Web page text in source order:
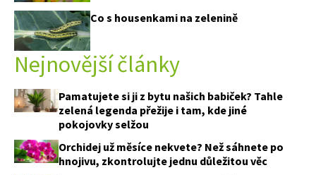
Co s housenkami na zelenině
Nejnovější články
Pamatujete si ji z bytu našich babiček? Tahle
zelená legenda přežije i tam, kde jiné
pokojovky selžou
Orchidej už měsíce nekvete? Než sáhnete po
hnojivu, zkontrolujte jednu důležitou věc